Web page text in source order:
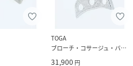
TOGA
ブローチ・コサージュ・バッジ
31,900 円